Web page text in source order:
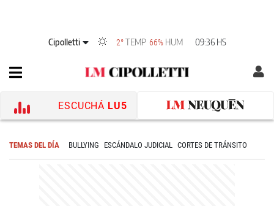
Cipolletti 2° TEMP 66% HUM 09:36 HS
ESCUCHÁ LU5
TEMAS DEL DÍA BULLYING ESCÁNDALO JUDICIAL CORTES DE TRÁNSITO